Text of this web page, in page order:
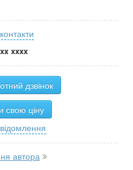
xxxx
дзвінок
свою ціну
автора